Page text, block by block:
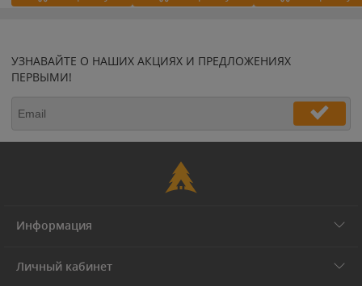
УЗНАВАЙТЕ О НАШИХ АКЦИЯХ И ПРЕДЛОЖЕНИЯХ
ПЕРВЫМИ!
Информация
Личный кабинет